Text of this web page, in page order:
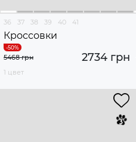
36 37 38 39 40 41
Кроссовки
2734 грн
5468 грн
1 цвет